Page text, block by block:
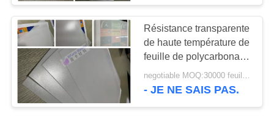
PROPOS
DE
NOUS
Résistance transparente
de haute température de
feuille de polycarbonate
ignifuge
negotiable MOQ:30000 feuilles ou 2 tonnes
- JE NE SAIS PAS.